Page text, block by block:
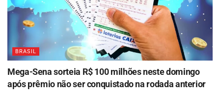
BRASIL
Mega-Sena sorteia R$ 100 milhões neste domingo
após prêmio não ser conquistado na rodada anterior